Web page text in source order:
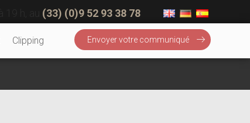
(33) (0)9 52 93 38 78
Clipping Envoyer votre communiqué